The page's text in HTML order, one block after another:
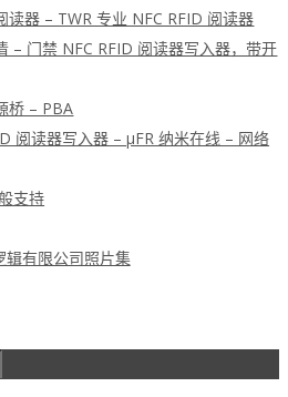
读器 – TWR 专业 NFC RFID 阅读器
– 门禁 NFC RFID 阅读器写入器，带开
桥 – PBA
阅读器写入器 – μFR 纳米在线 – 网络
支持
辑有限公司照片集